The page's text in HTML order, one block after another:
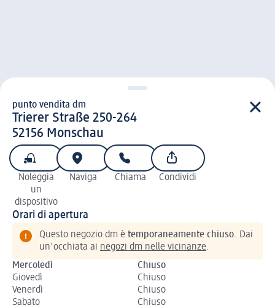
punto vendita d m
punto vendita dm
Trierer Straße 250-264
5 2 1 5 6
52156 Monschau
Noleggia
un
dispositivo
Naviga Chiama Condividi
Orari di apertura
Questo negozio dm è temporaneamente chiuso. Dai
un'occhiata ai negozi dm nelle vicinanze.
Mercoledì
Chiuso
Giovedì
Chiuso
Venerdì
Chiuso
Sabato
Chiuso